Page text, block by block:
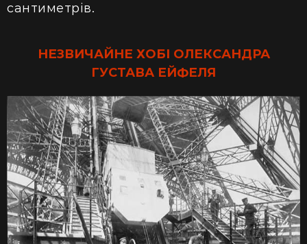
сантиметрів.
НЕЗВИЧАЙНЕ ХОБІ ОЛЕКСАНДРА
ГУСТАВА ЕЙФЕЛЯ